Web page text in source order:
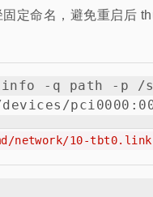
定命名，避免重启后
info -q path -p
network/10-tbt0.link